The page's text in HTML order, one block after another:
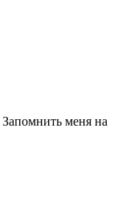
Запомнить меня на